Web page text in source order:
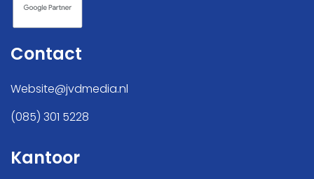
Contact
Website@jvdmedia.nl
(085) 301 5228
Kantoor